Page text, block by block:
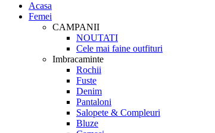
Acasa
Femei
CAMPANII
NOUTATI
Cele mai faine outfituri
Imbracaminte
Rochii
Fuste
Denim
Pantaloni
Salopete & Compleuri
Bluze